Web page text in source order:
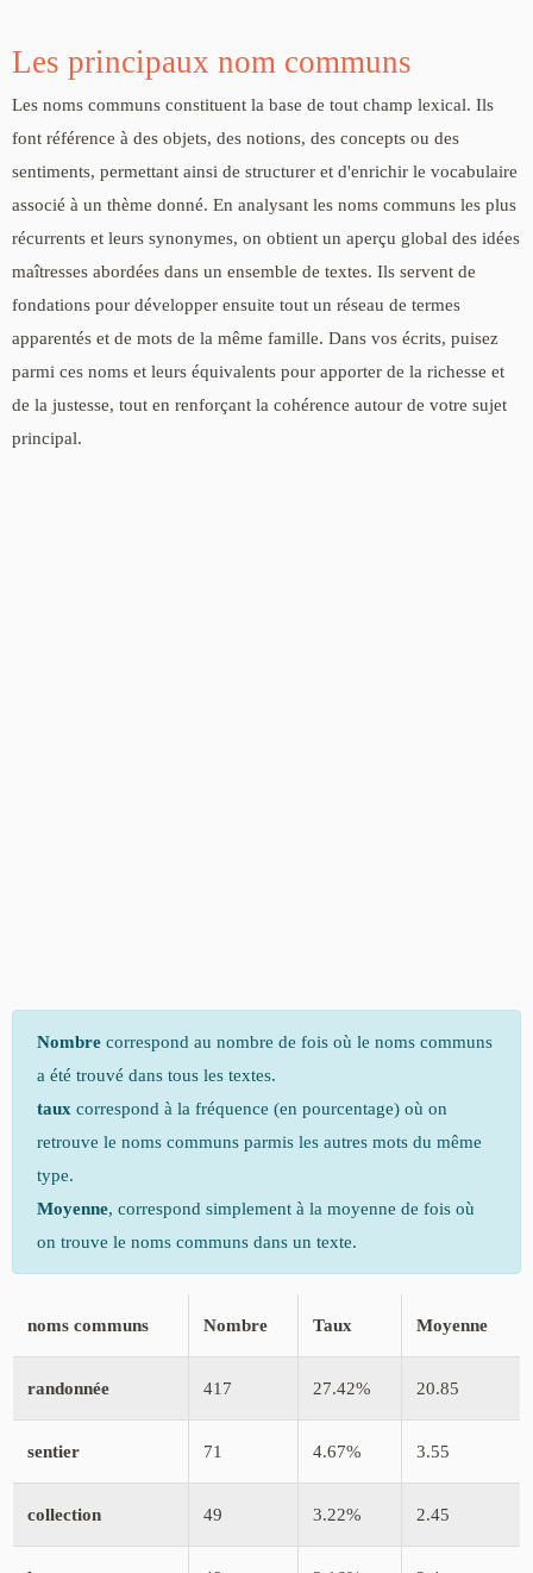
Les principaux nom communs
Les noms communs constituent la base de tout champ lexical. Ils
font référence à des objets, des notions, des concepts ou des
sentiments, permettant ainsi de structurer et d'enrichir le vocabulaire
associé à un thème donné. En analysant les noms communs les plus
récurrents et leurs synonymes, on obtient un aperçu global des idées
maîtresses abordées dans un ensemble de textes. Ils servent de
fondations pour développer ensuite tout un réseau de termes
apparentés et de mots de la même famille. Dans vos écrits, puisez
parmi ces noms et leurs équivalents pour apporter de la richesse et
de la justesse, tout en renforçant la cohérence autour de votre sujet
principal.
Nombre correspond au nombre de fois où le noms communs
a été trouvé dans tous les textes.
taux correspond à la fréquence (en pourcentage) où on
retrouve le noms communs parmis les autres mots du même
type.
Moyenne, correspond simplement à la moyenne de fois où
on trouve le noms communs dans un texte.
noms communs Nombre Taux Moyenne
randonnée 417 27.42% 20.85
sentier 71 4.67% 3.55
collection 49 3.22% 2.45